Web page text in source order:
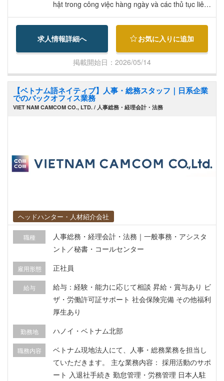
hật trong công việc hàng ngày và các thủ tục liên
quan tại Việt Nam. Làm việc với công ty logistics đ
ể theo dõi và xử lý các vấn đề liên quan đến vận
chuyển hàng hóa. Đi cùng bác Nhật đi gặp khách
hàng tại Hải Phòng, Bắc Ninh khi cần. Phối hợp v
ới văn phòng HongKong bằng tiếng Nhật và với đ
ối tác/nhà máy Trung Quốc bằng tiếng Anh. Thực
hiện các công việc khác theo chỉ đạo của CEO.
【募集背景】 Mở rộng hoạt động kinh doanh và t
Công việc đa dạng, phát triển kỹ năng hành chín
求人情報詳細へ お気に入りに追加
掲載開始日：2026/05/14
【ベトナム語ネイティブ】人事・総務スタッフ｜日系企業
でのバックオフィス業務
VIET NAM CAMCOM CO., LTD. / 人事総務・経理会計・法務
ヘッドハンター・人材紹介会社
職種
人事総務・経理会計・法務｜一般事務・アシスタ
ント／秘書・コールセンター
雇用形態 正社員
給与
給与：経験・能力に応じて相談 昇給・賞与あり ビ
ザ・労働許可証サポート 社会保険完備 その他福利
厚生あり
勤務地 ハノイ・ベトナム北部
職務内容
ベトナム現地法人にて、人事・総務業務を担当し
ていただきます。 主な業務内容： 採用活動のサポ
ート 入退社手続き 勤怠管理・労務管理 日本人駐